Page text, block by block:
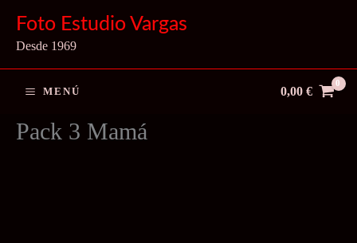
contenido
Foto Estudio Vargas
Desde 1969
MENÚ 0,00 €
Pack 3 Mamá